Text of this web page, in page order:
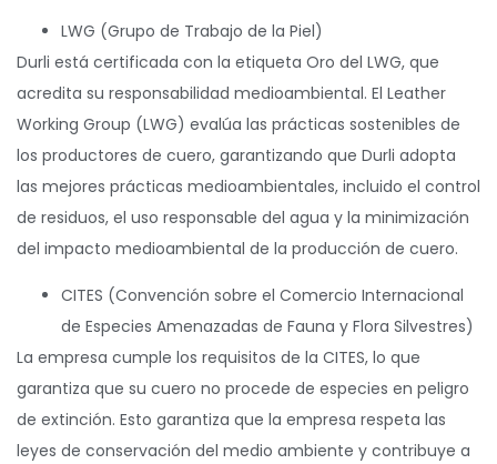
LWG (Grupo de Trabajo de la Piel)
Durli está certificada con la etiqueta Oro del LWG, que
acredita su responsabilidad medioambiental. El Leather
Working Group (LWG) evalúa las prácticas sostenibles de
los productores de cuero, garantizando que Durli adopta
las mejores prácticas medioambientales, incluido el control
de residuos, el uso responsable del agua y la minimización
del impacto medioambiental de la producción de cuero.
CITES (Convención sobre el Comercio Internacional
de Especies Amenazadas de Fauna y Flora Silvestres)
La empresa cumple los requisitos de la CITES, lo que
garantiza que su cuero no procede de especies en peligro
de extinción. Esto garantiza que la empresa respeta las
leyes de conservación del medio ambiente y contribuye a